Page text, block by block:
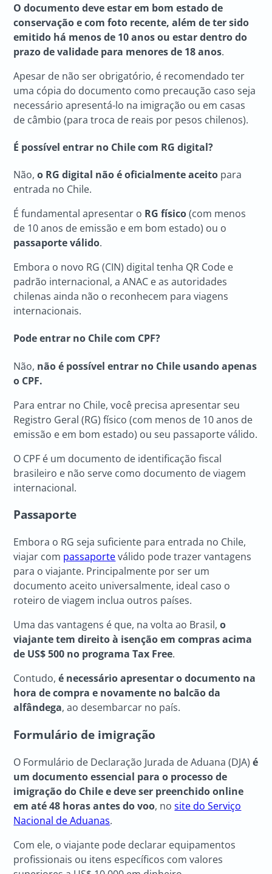
O documento deve estar em bom estado de
conservação e com foto recente, além de ter sido
emitido há menos de 10 anos ou estar dentro do
prazo de validade para menores de 18 anos.
Apesar de não ser obrigatório, é recomendado ter
uma cópia do documento como precaução caso seja
necessário apresentá-lo na imigração ou em casas
de câmbio (para troca de reais por pesos chilenos).
É possível entrar no Chile com RG digital?
Não,o RG digital não é oficialmente aceito para
entrada no Chile.
É fundamental apresentar o RG físico(com menos
de 10 anos de emissão e em bom estado) ou o
passaporte válido.
Embora o novo RG (CIN) digital tenha QR Code e
padrão internacional, a ANAC e as autoridades
chilenas ainda não o reconhecem para viagens
internacionais.
Pode entrar no Chile com CPF?
Não, não é possível entrar no Chile usando apenas
o CPF.
Para entrar no Chile, você precisa apresentar seu
Registro Geral (RG) físico (com menos de 10 anos de
emissão e em bom estado) ou seu passaporte válido.
O CPF é um documento de identificação fiscal
brasileiro e não serve como documento de viagem
internacional.
Passaporte
Embora o RG seja suficiente para entrada no Chile,
viajar com passaporteválido pode trazer vantagens
para o viajante. Principalmente por ser um
documento aceito universalmente, ideal caso o
roteiro de viagem inclua outros países.
Uma das vantagens é que, na volta ao Brasil,o
viajante tem direito à isenção em compras acima
de US$ 500 no programa Tax Free.
Contudo,é necessário apresentar o documento na
hora de compra e novamente no balcão da
alfândega, ao desembarcar no país.
Formulário de imigração
O Formulário de Declaração Jurada de Aduana (DJA)é
um documento essencial para o processo de
imigração do Chile e deve ser preenchido online
em até 48 horas antes do voo, nosite do Serviço
Nacional de Aduanas.
Com ele, o viajante pode declarar equipamentos
profissionais ou itens específicos com valores